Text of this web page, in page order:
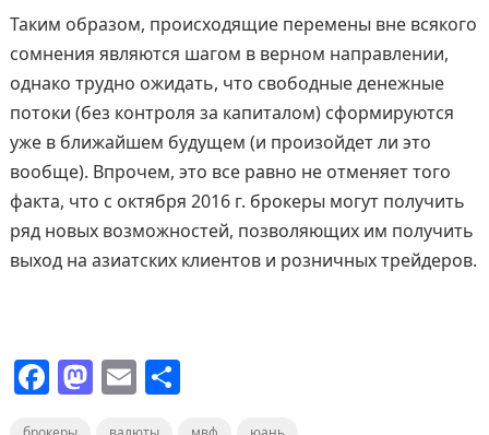
Таким образом, происходящие перемены вне всякого
сомнения являются шагом в верном направлении,
однако трудно ожидать, что свободные денежные
потоки (без контроля за капиталом) сформируются
уже в ближайшем будущем (и произойдет ли это
вообще). Впрочем, это все равно не отменяет того
факта, что с октября 2016 г. брокеры могут получить
ряд новых возможностей, позволяющих им получить
выход на азиатских клиентов и розничных трейдеров.
F M E О